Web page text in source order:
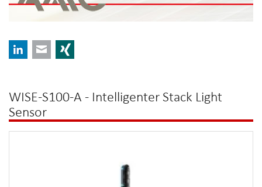
LinkedInE-mail
WISE-S100-A - Intelligenter Stack Light
Sensor